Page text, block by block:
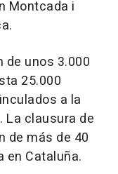
Montcada i
de unos 3.000
25.000
a la
La clausura de
de más de 40
en Cataluña.